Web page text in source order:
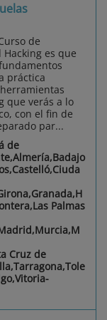
de
es que
práctica
que verás a lo
con el fin de
par...
de
Palmas
Cruz de